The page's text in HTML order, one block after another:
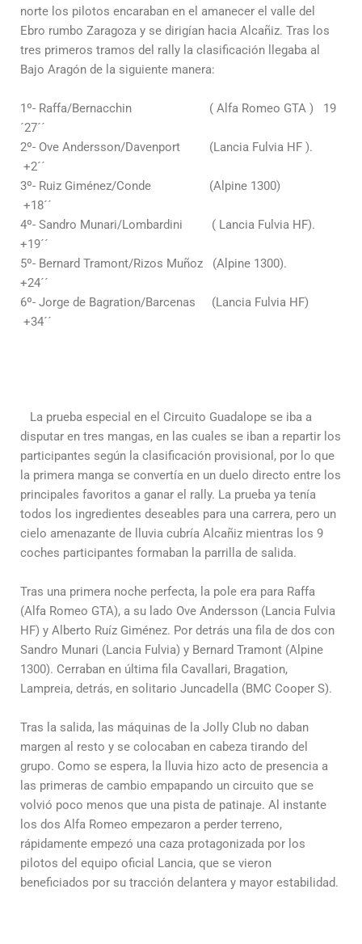
norte los pilotos encaraban en el amanecer el valle del
Ebro rumbo Zaragoza y se dirigían hacia Alcañiz. Tras los
tres primeros tramos del rally la clasificación llegaba al
Bajo Aragón de la siguiente manera:
1º- Raffa/Bernacchin ( Alfa Romeo GTA ) 19
´27´´
2º- Ove Andersson/Davenport (Lancia Fulvia HF ).
+2´´
3º- Ruiz Giménez/Conde (Alpine 1300)
+18´´
4º- Sandro Munari/Lombardini ( Lancia Fulvia HF).
+19´´
5º- Bernard Tramont/Rizos Muñoz (Alpine 1300).
+24´´
6º- Jorge de Bagration/Barcenas (Lancia Fulvia HF)
+34´´
La prueba especial en el Circuito Guadalope se iba a
disputar en tres mangas, en las cuales se iban a repartir los
participantes según la clasificación provisional, por lo que
la primera manga se convertía en un duelo directo entre los
principales favoritos a ganar el rally. La prueba ya tenía
todos los ingredientes deseables para una carrera, pero un
cielo amenazante de lluvia cubría Alcañiz mientras los 9
coches participantes formaban la parrilla de salida.
Tras una primera noche perfecta, la pole era para Raffa
(Alfa Romeo GTA), a su lado Ove Andersson (Lancia Fulvia
HF) y Alberto Ruíz Giménez. Por detrás una fila de dos con
Sandro Munari (Lancia Fulvia) y Bernard Tramont (Alpine
1300). Cerraban en última fila Cavallari, Bragation,
Lampreia, detrás, en solitario Juncadella (BMC Cooper S).
Tras la salida, las máquinas de la Jolly Club no daban
margen al resto y se colocaban en cabeza tirando del
grupo. Como se espera, la lluvia hizo acto de presencia a
las primeras de cambio empapando un circuito que se
volvió poco menos que una pista de patinaje. Al instante
los dos Alfa Romeo empezaron a perder terreno,
rápidamente empezó una caza protagonizada por los
pilotos del equipo oficial Lancia, que se vieron
beneficiados por su tracción delantera y mayor estabilidad.